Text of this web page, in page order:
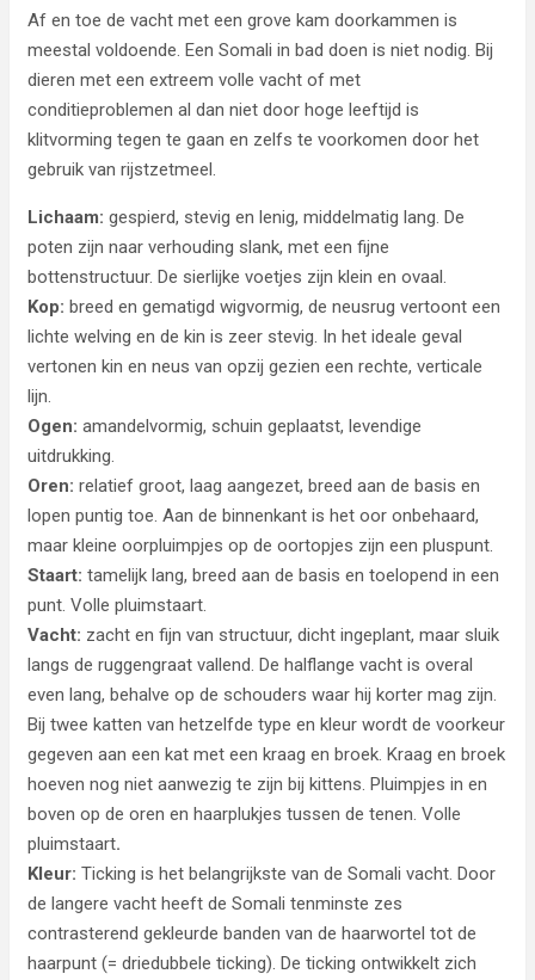
Af en toe de vacht met een grove kam doorkammen is
meestal voldoende. Een Somali in bad doen is niet nodig. Bij
dieren met een extreem volle vacht of met
conditieproblemen al dan niet door hoge leeftijd is
klitvorming tegen te gaan en zelfs te voorkomen door het
gebruik van rijstzetmeel.
Lichaam: gespierd, stevig en lenig, middelmatig lang. De
poten zijn naar verhouding slank, met een fijne
bottenstructuur. De sierlijke voetjes zijn klein en ovaal.
Kop: breed en gematigd wigvormig, de neusrug vertoont een
lichte welving en de kin is zeer stevig. In het ideale geval
vertonen kin en neus van opzij gezien een rechte, verticale
lijn.
Ogen: amandelvormig, schuin geplaatst, levendige
uitdrukking.
Oren: relatief groot, laag aangezet, breed aan de basis en
lopen puntig toe. Aan de binnenkant is het oor onbehaard,
maar kleine oorpluimpjes op de oortopjes zijn een pluspunt.
Staart: tamelijk lang, breed aan de basis en toelopend in een
punt. Volle pluimstaart.
Vacht: zacht en fijn van structuur, dicht ingeplant, maar sluik
langs de ruggengraat vallend. De halflange vacht is overal
even lang, behalve op de schouders waar hij korter mag zijn.
Bij twee katten van hetzelfde type en kleur wordt de voorkeur
gegeven aan een kat met een kraag en broek. Kraag en broek
hoeven nog niet aanwezig te zijn bij kittens. Pluimpjes in en
boven op de oren en haarplukjes tussen de tenen. Volle
pluimstaart.
Kleur: Ticking is het belangrijkste van de Somali vacht. Door
de langere vacht heeft de Somali tenminste zes
contrasterend gekleurde banden van de haarwortel tot de
haarpunt (= driedubbele ticking). De ticking ontwikkelt zich